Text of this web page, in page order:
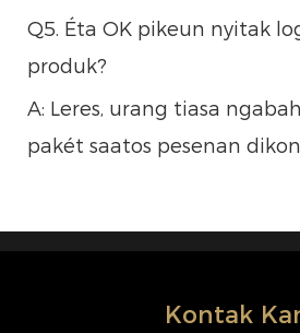
Q5. Éta OK pikeun nyitak
produk?
A: Leres, urang tiasa
pakét saatos pesenan
Kontak